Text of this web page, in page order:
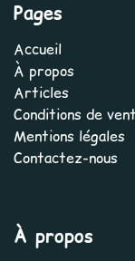
Pages
Accueil
À propos
Articles
Conditions de
Mentions légales
Contactez-nous
À propos